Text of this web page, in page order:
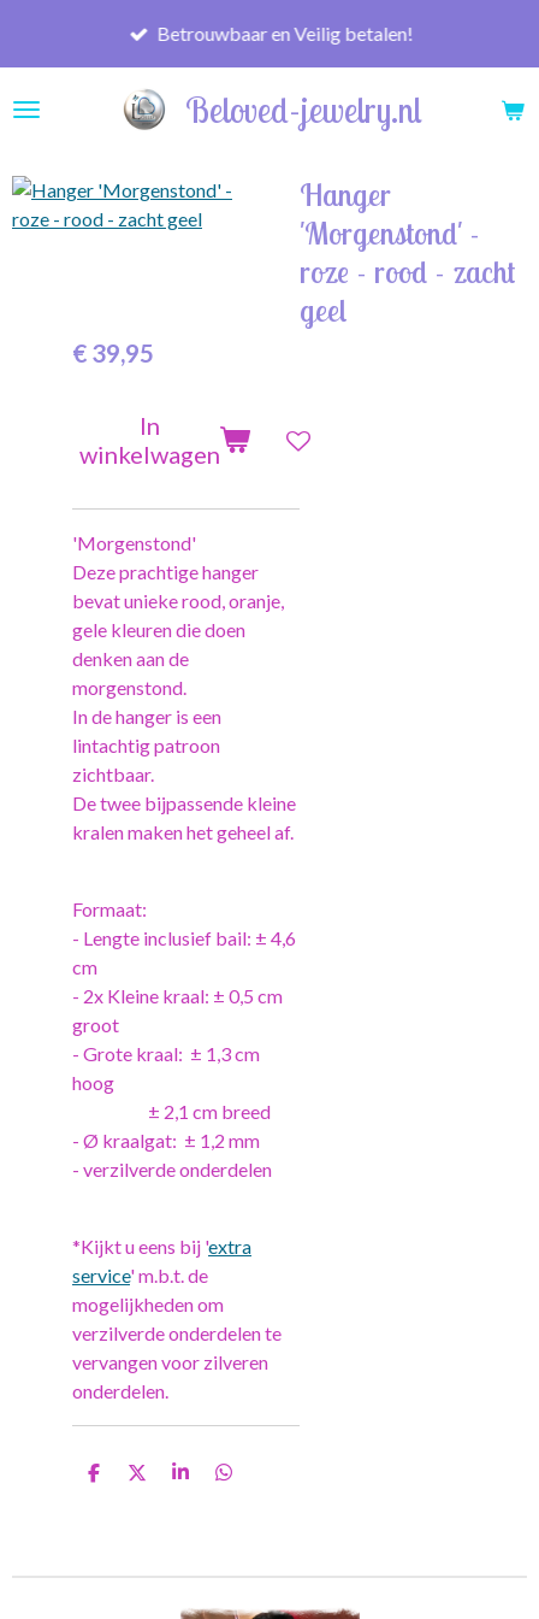
de
Beloved-jewelry.nl
Betrouwbaar en Veilig betalen!
Hanger
'Morgenstond' -
roze - rood - zacht
geel
€ 39,95
In
winkelwagen
'Morgenstond'
Deze prachtige hanger
bevat unieke rood, oranje,
gele kleuren die doen
denken aan de
morgenstond.
In de hanger is een
lintachtig patroon
zichtbaar.
De twee bijpassende kleine
kralen maken het geheel af.
Formaat:
- Lengte inclusief bail: ± 4,6
cm
- 2x Kleine kraal: ± 0,5 cm
groot
- Grote kraal: ± 1,3 cm
hoog
± 2,1 cm breed
- Ø kraalgat: ± 1,2 mm
- verzilverde onderdelen
*Kijkt u eens bij 'extra
service' m.b.t. de
mogelijkheden om
verzilverde onderdelen te
vervangen voor zilveren
onderdelen.
D
D
S
D